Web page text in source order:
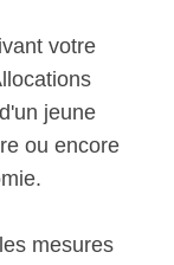
votre
jeune
ou encore
mesures